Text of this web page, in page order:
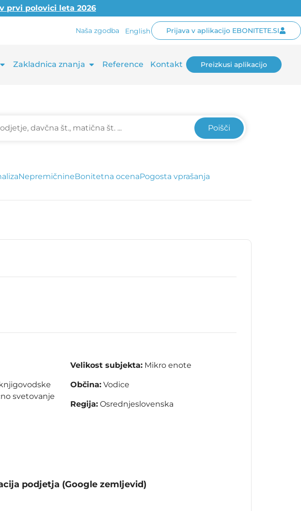
prvi polovici leta 2026
Naša zgodba English Prijava v aplikacijo EBONITETE.SI
Zakladnica znanja Reference Kontakt Preizkusi aplikacijo
Poišči
NepremičnineBonitetna ocenaPogosta vprašanja
svetovanje
Velikost subjekta:Mikro enote
Občina:Vodice
Regija:Osrednjeslovenska
podjetja (Google zemljevid)